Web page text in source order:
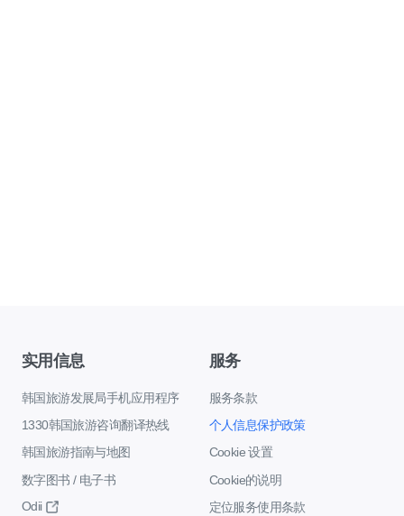
实用信息
韩国旅游发展局手机应用程序
1330韩国旅游咨询翻译热线
韩国旅游指南与地图
数字图书 / 电子书
Odii
服务
服务条款
个人信息保护政策
Cookie 设置
Cookie的说明
定位服务使用条款